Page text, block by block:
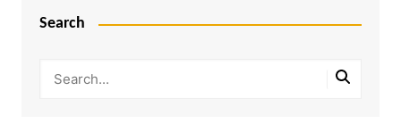
Search